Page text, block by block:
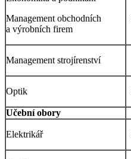
Management obchodních
a výrobních firem
Management strojírenství
Optik
Učební obory
Elektrikář